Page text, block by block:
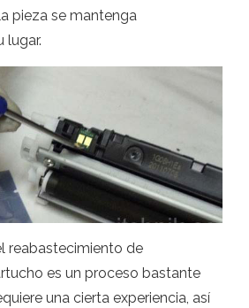
pieza se mantenga
lugar.
reabastecimiento de
es un proceso bastante
una cierta experiencia, así